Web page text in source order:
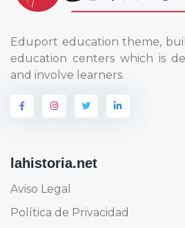
Eduport education theme,
education centers which is
and involve learners.
lahistoria.net
Aviso Legal
Política de Privacidad